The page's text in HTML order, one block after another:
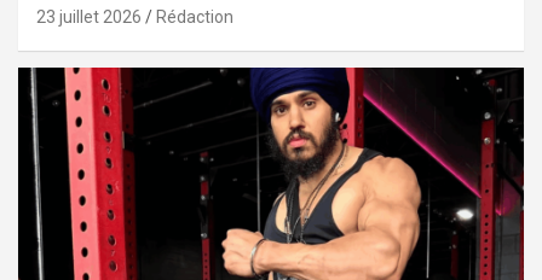
23 juillet 2026 Rédaction